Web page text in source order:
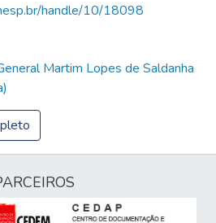
handle/10/18098
Martim Lopes de Saldanha